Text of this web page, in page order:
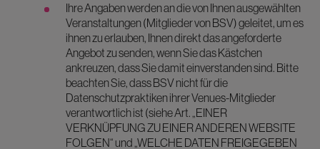
Ihre Angaben werden an die von Ihnen ausgewählten
Veranstaltungen (Mitglieder von BSV) geleitet, um es
ihnen zu erlauben, Ihnen direkt das angeforderte
Angebot zu senden, wenn Sie das Kästchen
ankreuzen, dass Sie damit einverstanden sind. Bitte
beachten Sie, dass BSV nicht für die
Datenschutzpraktiken ihrer Venues-Mitglieder
verantwortlich ist (siehe Art. „EINER
VERKNÜPFUNG ZU EINER ANDEREN WEBSITE
FOLGEN“ und „WELCHE DATEN FREIGEGEBEN